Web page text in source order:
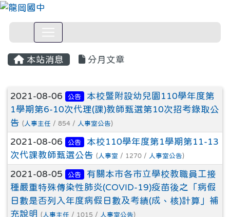
本站消息 分月文章
文章列表
2021-08-06 公告
本校暨附設幼兒園110學年度第
1學期第6-10次代理(課)教師甄選第10次招考錄取公
告 ( 人事主任 / 854 / 人事室公告)
2021-08-06 公告
本校110學年度第1學期第11-13
次代課教師甄選公告 ( 人事室 / 1270 / 人事室公告)
2021-08-05 公告
有關本市各市立學校教職員工接
種嚴重特殊傳染性肺炎(COVID-19)疫苗後之「病假
日數是否列入年度病假日數及考績(成、核)計算」補
充說明
( 人事主任 / 1015 / 人事室公告)